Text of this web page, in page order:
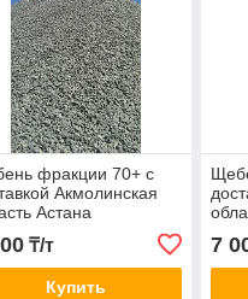
фракции 70+ с
Акмолинская
Астана
₸/т
Купить
7